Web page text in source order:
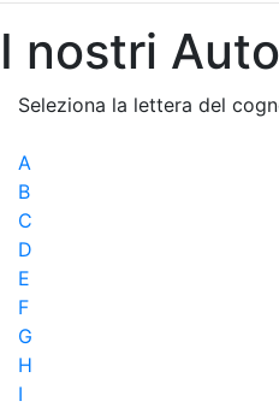
I nostri
Seleziona la lettera del
A
B
C
D
E
F
G
H
I